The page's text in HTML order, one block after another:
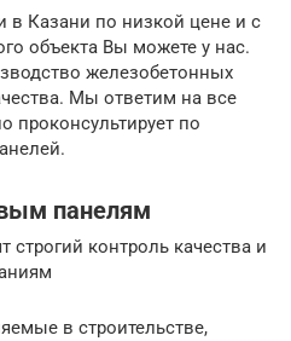
в Казани по низкой цене и с
объекта Вы можете у нас.
железобетонных
Мы ответим на все
проконсультирует по
панелям
строгий контроль качества и
в строительстве,